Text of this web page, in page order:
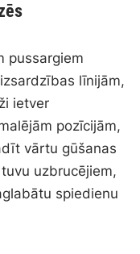
pussargiem
līnijām,
ietver
pozīcijām,
vārtu gūšanas
uzbrucējiem,
spiedienu